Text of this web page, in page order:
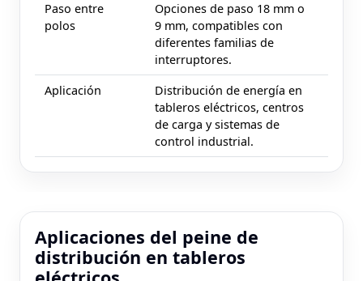
Paso entre
polos
Opciones de paso 18 mm o
9 mm, compatibles con
diferentes familias de
interruptores.
Aplicación
Distribución de energía en
tableros eléctricos, centros
de carga y sistemas de
control industrial.
Aplicaciones del peine de
distribución en tableros